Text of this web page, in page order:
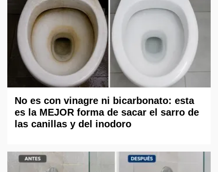
No es con vinagre ni bicarbonato: esta
es la MEJOR forma de sacar el sarro de
las canillas y del inodoro